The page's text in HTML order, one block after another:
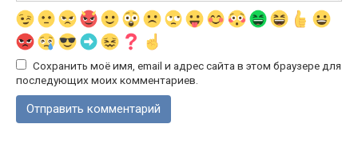
Сохранить моё имя, email и адрес сайта в этом браузере для
последующих моих комментариев.